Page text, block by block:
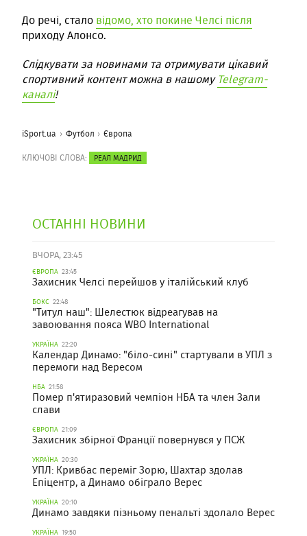
До речі, стало відомо, хто покине Челсі після
приходу Алонсо.
Слідкувати за новинами та отримувати цікавий
спортивний контент можна в нашомуTelegram-
каналі!
iSport.ua Футбол Європа
КЛЮЧОВІ СЛОВА: РЕАЛ МАДРИД
ОСТАННІ НОВИНИ
ВЧОРА, 23:45
ЄВРОПА 23:45
Захисник Челсі перейшов у італійський клуб
БОКС 22:48
"Титул наш": Шелестюк відреагував на
завоювання пояса WBO International
УКРАЇНА 22:20
Календар Динамо: "біло-сині" стартували в УПЛ з
перемоги над Вересом
НБА 21:58
Помер п'ятиразовий чемпіон НБА та член Зали
слави
ЄВРОПА 21:09
Захисник збірної Франції повернувся у ПСЖ
УКРАЇНА 20:30
УПЛ: Кривбас переміг Зорю, Шахтар здолав
Епіцентр, а Динамо обіграло Верес
УКРАЇНА 20:10
Динамо завдяки пізньому пенальті здолало Верес
УКРАЇНА 19:50